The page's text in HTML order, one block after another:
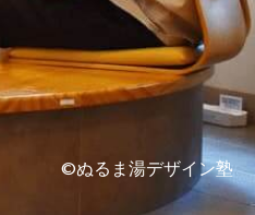
©ぬるま湯デザイン塾